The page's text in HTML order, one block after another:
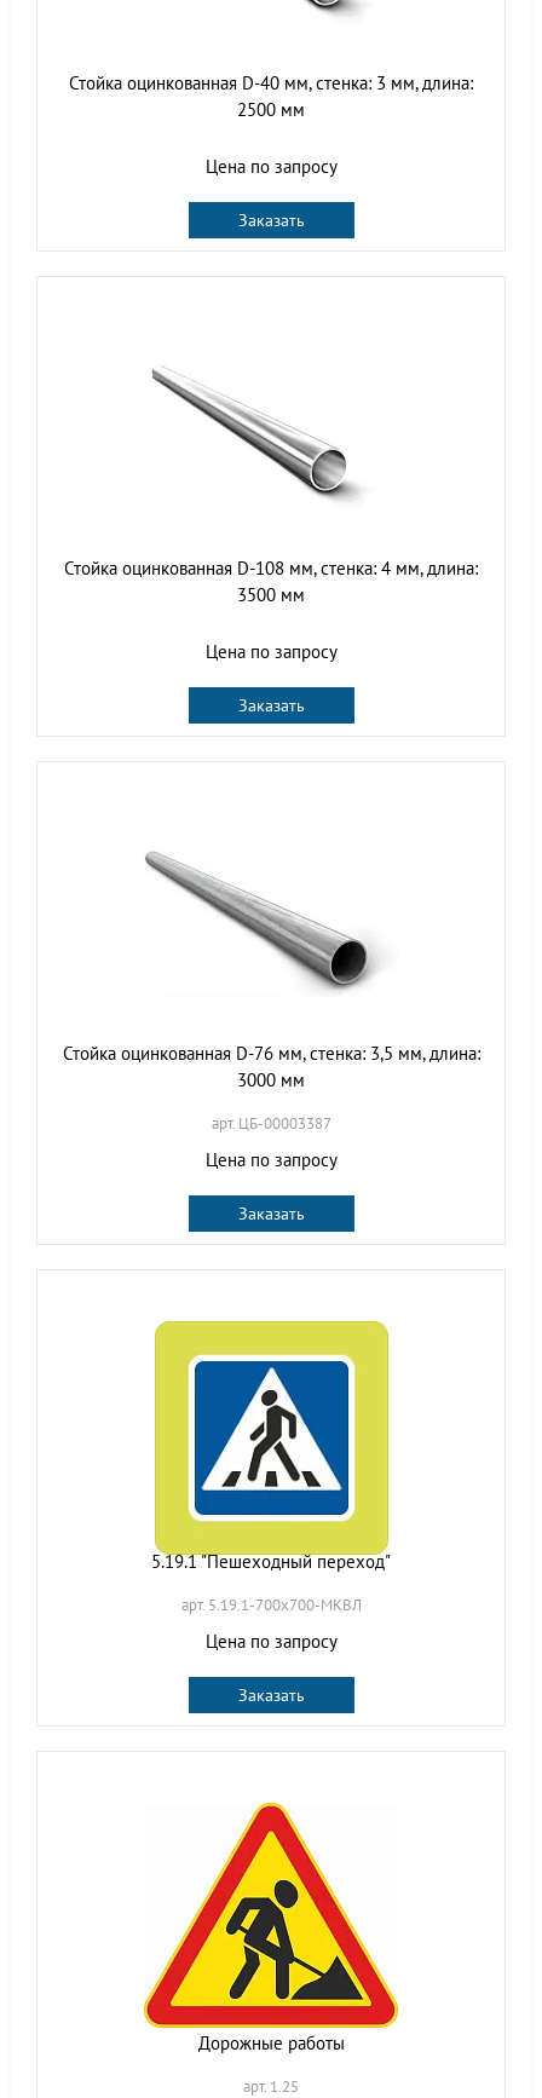
Стойка оцинкованная D-40 мм, стенка: 3 мм, длина:
2500 мм
Цена по запросу
Заказать
Стойка оцинкованная D-108 мм, стенка: 4 мм, длина:
3500 мм
Цена по запросу
Заказать
Стойка оцинкованная D-76 мм, стенка: 3,5 мм, длина:
3000 мм
арт. ЦБ-00003387
Цена по запросу
Заказать
5.19.1 "Пешеходный переход"
арт. 5.19.1-700х700-МКВЛ
Цена по запросу
Заказать
Дорожные работы
арт. 1.25